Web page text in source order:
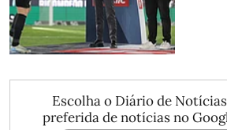
Escolha o Diário de
preferida de notícias no